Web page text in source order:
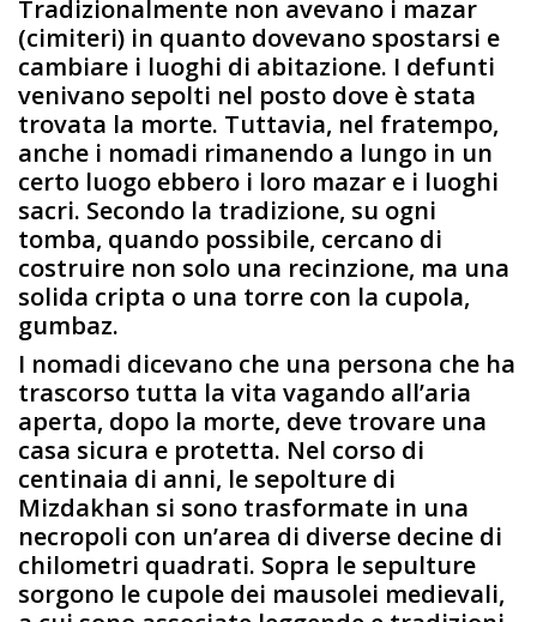
Tradizionalmente non avevano i mazar
(cimiteri) in quanto dovevano spostarsi e
cambiare i luoghi di abitazione. I defunti
venivano sepolti nel posto dove è stata
trovata la morte. Tuttavia, nel fratempo,
anche i nomadi rimanendo a lungo in un
certo luogo ebbero i loro mazar e i luoghi
sacri. Secondo la tradizione, su ogni
tomba, quando possibile, cercano di
costruire non solo una recinzione, ma una
solida cripta o una torre con la cupola,
gumbaz.
I nomadi dicevano che una persona che ha
trascorso tutta la vita vagando all’aria
aperta, dopo la morte, deve trovare una
casa sicura e protetta. Nel corso di
centinaia di anni, le sepolture di
Mizdakhan si sono trasformate in una
necropoli con un’area di diverse decine di
chilometri quadrati. Sopra le sepulture
sorgono le cupole dei mausolei medievali,